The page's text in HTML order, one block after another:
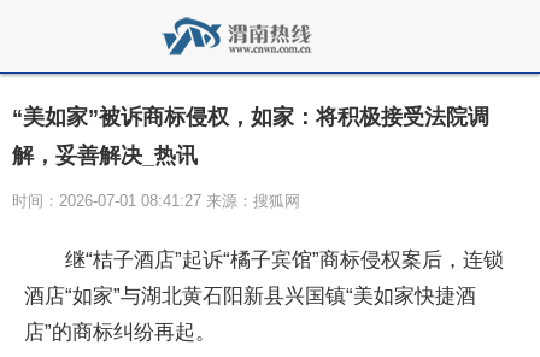
“美如家”被诉商标侵权，如家：将积极接受法院调
解，妥善解决_热讯
时间：2026-07-01 08:41:27 来源：搜狐网
继“桔子酒店”起诉“橘子宾馆”商标侵权案后，连锁
酒店“如家”与湖北黄石阳新县兴国镇“美如家快捷酒
店”的商标纠纷再起。